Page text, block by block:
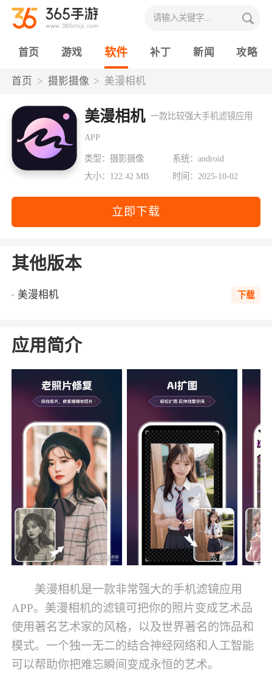
首页 游戏 软件 补丁 新闻 攻略
首页 摄影摄像 美漫相机
美漫相机 一款比较强大手机滤镜应用
APP
类型：摄影摄像
系统：android
大小：122.42 MB
时间：2025-10-02
立即下载
其他版本
美漫相机 下载
应用简介
美漫相机是一款非常强大的手机滤镜应用
APP。美漫相机的滤镜可把你的照片变成艺术品
使用著名艺术家的风格，以及世界著名的饰品和
模式。一个独一无二的结合神经网络和人工智能
可以帮助你把难忘瞬间变成永恒的艺术。